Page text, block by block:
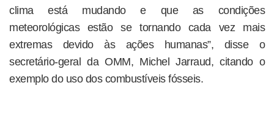
clima está mudando e que as condições
meteorológicas estão se tornando cada vez mais
extremas devido às ações humanas”, disse o
secretário-geral da OMM, Michel Jarraud, citando o
exemplo do uso dos combustíveis fósseis.